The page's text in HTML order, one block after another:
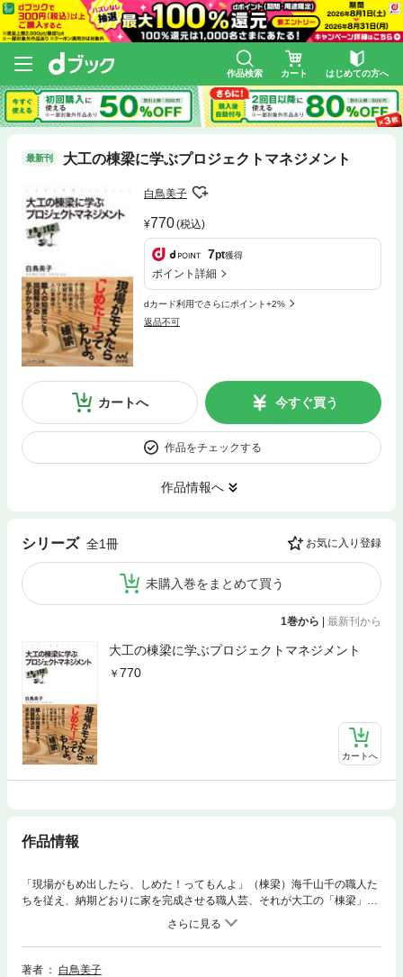
作品検索 カート はじめての方へ
最新刊 大工の棟梁に学ぶプロジェクトマネジメント
白鳥美子
770(税込)
7pt獲得
ポイント詳細
dカード利用でさらにポイント+2%
返品不可
カートへ 今すぐ買う
作品をチェックする
作品情報へ
シリーズ 全1冊 お気に入り登録
未購入巻をまとめて買う
1巻から 最新刊から
大工の棟梁に学ぶプロジェクトマネジメント
770
カートへ
作品情報
「現場がもめ出したら、しめた！ってもんよ」（棟梁）海千山千の職人た
ちを従え、納期どおりに家を完成させる職人芸、それが大工の「棟梁」の
プロジェクトマネジメントです。現在、チームづくりに悩んでいるリーダ
ーのみなさんの悩みは、とうの昔に大工の棟梁が解決しているのです。棟
梁の仕切り、チームづくり、仕事の進め方、納期管理、リーダーシップ、
人心掌握術……。一流の職人が持つ自らの経験に裏打ちされたすばらしい
著者
白鳥美子